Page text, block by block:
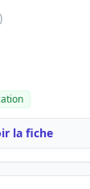
la fiche